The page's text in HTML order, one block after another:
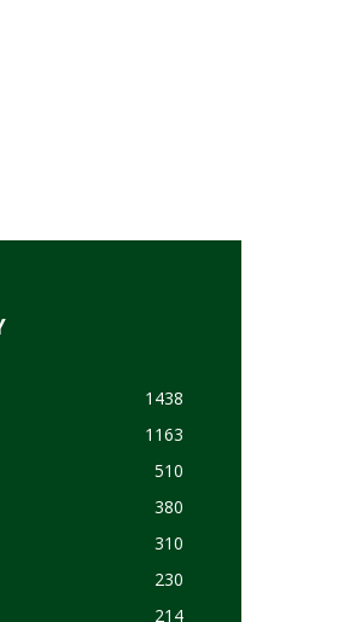
1438
1163
510
380
310
230
214